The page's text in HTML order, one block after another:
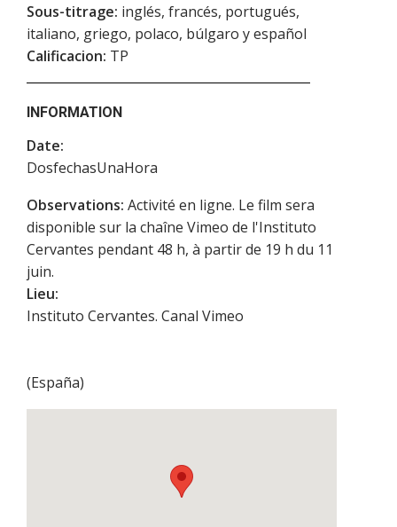
Sous-titrage: inglés, francés, portugués,
italiano, griego, polaco, búlgaro y español
Calificacion: TP
INFORMATION
Date:
DosfechasUnaHora
Observations: Activité en ligne. Le film sera
disponible sur la chaîne Vimeo de l'Instituto
Cervantes pendant 48 h, à partir de 19 h du 11
juin.
Lieu:
Instituto Cervantes. Canal Vimeo
(España)